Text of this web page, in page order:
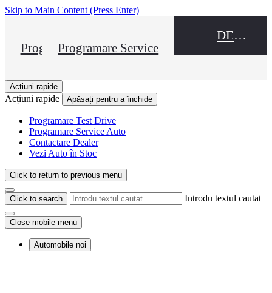
Skip to Main Content (Press Enter)
Programare Test Drive
Programare Service
DEALER NAME
Acțiuni rapide
Acțiuni rapide Apăsați pentru a închide
Programare Test Drive
Programare Service Auto
Contactare Dealer
Vezi Auto în Stoc
Click to return to previous menu
Click to search Introdu textul cautat
Close mobile menu
Automobile noi